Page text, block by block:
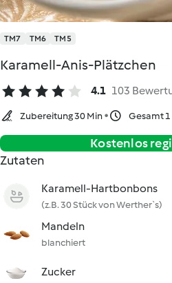
TM7 TM6 TM5
Karamell-Anis-Plätzchen
4.1 103
Zubereitung 30 Min Gesamt 1
Kostenlos
Zutaten
Karamell-Hartbonbons
(z.B. 30 Stück von Werther`s)
Mandeln
blanchiert
Zucker